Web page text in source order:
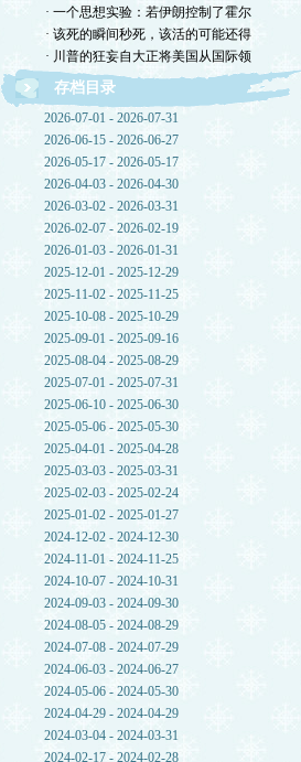
· 一个思想实验：若伊朗控制了霍尔
· 该死的瞬间秒死，该活的可能还得
· 川普的狂妄自大正将美国从国际领
存档目录
2026-07-01 - 2026-07-31
2026-06-15 - 2026-06-27
2026-05-17 - 2026-05-17
2026-04-03 - 2026-04-30
2026-03-02 - 2026-03-31
2026-02-07 - 2026-02-19
2026-01-03 - 2026-01-31
2025-12-01 - 2025-12-29
2025-11-02 - 2025-11-25
2025-10-08 - 2025-10-29
2025-09-01 - 2025-09-16
2025-08-04 - 2025-08-29
2025-07-01 - 2025-07-31
2025-06-10 - 2025-06-30
2025-05-06 - 2025-05-30
2025-04-01 - 2025-04-28
2025-03-03 - 2025-03-31
2025-02-03 - 2025-02-24
2025-01-02 - 2025-01-27
2024-12-02 - 2024-12-30
2024-11-01 - 2024-11-25
2024-10-07 - 2024-10-31
2024-09-03 - 2024-09-30
2024-08-05 - 2024-08-29
2024-07-08 - 2024-07-29
2024-06-03 - 2024-06-27
2024-05-06 - 2024-05-30
2024-04-29 - 2024-04-29
2024-03-04 - 2024-03-31
2024-02-17 - 2024-02-28